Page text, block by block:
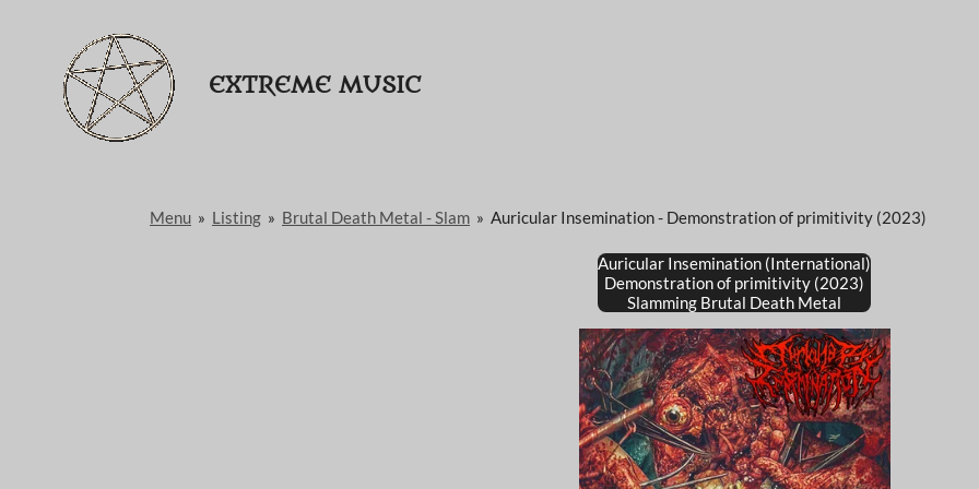
contenu
principal
EXTREME MUSIC
Menu » Listing » Brutal Death Metal - Slam » Auricular Insemination - Demonstration of primitivity (2023)
Auricular Insemination (International)
Demonstration of primitivity (2023)
Slamming Brutal Death Metal